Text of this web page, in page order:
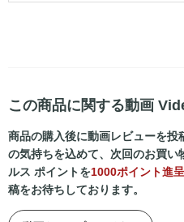
この商品に関する動画
商品の購入後に動画レビューを
の気持ちを込めて、次回のお買
ルス ポイントを1000ポイント進
稿をお待ちしております。